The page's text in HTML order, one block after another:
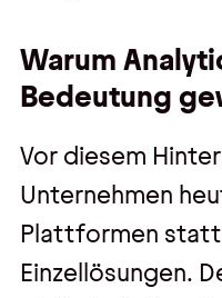
Warum
Bedeutung
Vor diesem
Unternehmen
Plattformen
Einzellösungen.